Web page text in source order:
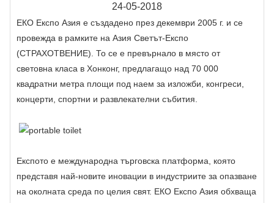
24-05-2018
ЕКО Експо Азия е създадено през декември 2005 г. и се
провежда в рамките на Азия Светът-Експо
(СТРАХОТВЕНИЕ). То се е превърнало в място от
световна класа в Хонконг, предлагащо над 70 000
квадратни метра площи под наем за изложби, конгреси,
концерти, спортни и развлекателни събития.
Експото е международна търговска платформа, която
представя най-новите иновации в индустриите за опазване
на околната среда по целия свят. ЕКО Експо Азия обхваща